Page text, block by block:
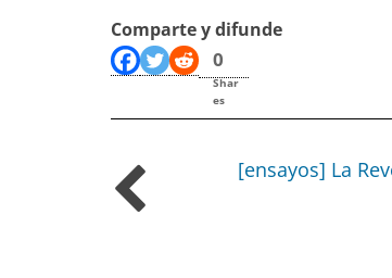
Comparte y difunde
0
Shar
es
[ensayos] La